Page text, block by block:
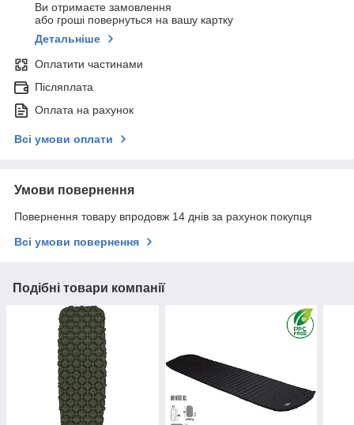
Ви отримаєте замовлення
або гроші повернуться на вашу картку
Детальніше
Оплатити частинами
Післяплата
Оплата на рахунок
Всі умови оплати
Умови повернення
Повернення товару впродовж 14 днів за рахунок покупця
Всі умови повернення
Подібні товари компанії